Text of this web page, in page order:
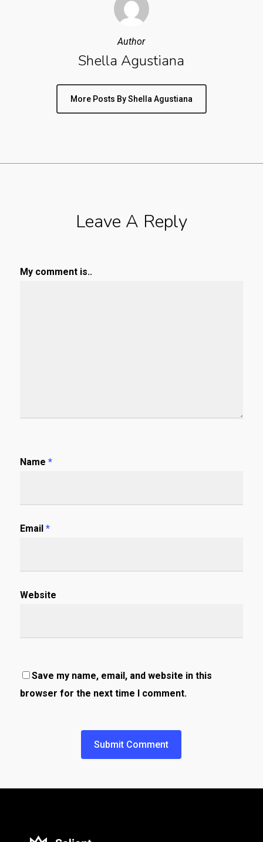
Author
Shella Agustiana
More Posts By Shella Agustiana
Leave A Reply
My comment is..
Name *
Email *
Website
Save my name, email, and website in this
browser for the next time I comment.